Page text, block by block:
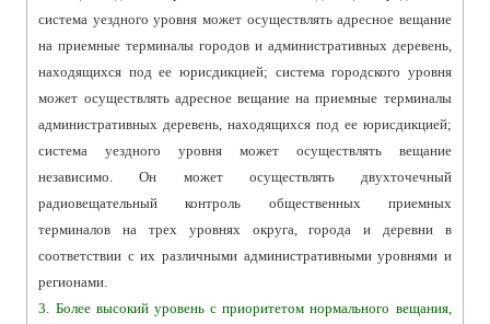
система уездного уровня может осуществлять адресное вещание
на приемные терминалы городов и административных деревень,
находящихся под ее юрисдикцией; система городского уровня
может осуществлять адресное вещание на приемные терминалы
административных деревень, находящихся под ее юрисдикцией;
система уездного уровня может осуществлять вещание
независимо. Он может осуществлять двухточечный
радиовещательный контроль общественных приемных
терминалов на трех уровнях округа, города и деревни в
соответствии с их различными административными уровнями и
регионами.
3. Более высокий уровень с приоритетом нормального вещания,